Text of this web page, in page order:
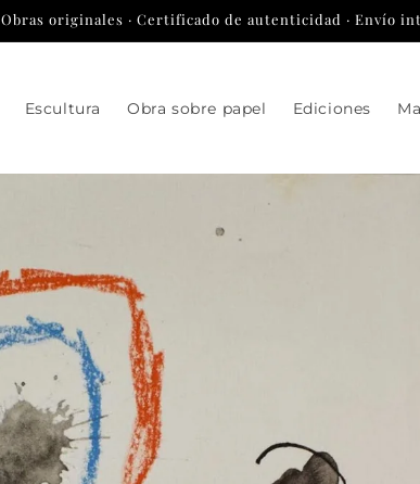
Obras originales · Certificado de autenticidad · Envío
Escultura Obra sobre papel Ediciones